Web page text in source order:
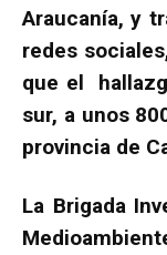
Araucanía, y
redes
que el
sur, a unos
provincia de
La Brigada